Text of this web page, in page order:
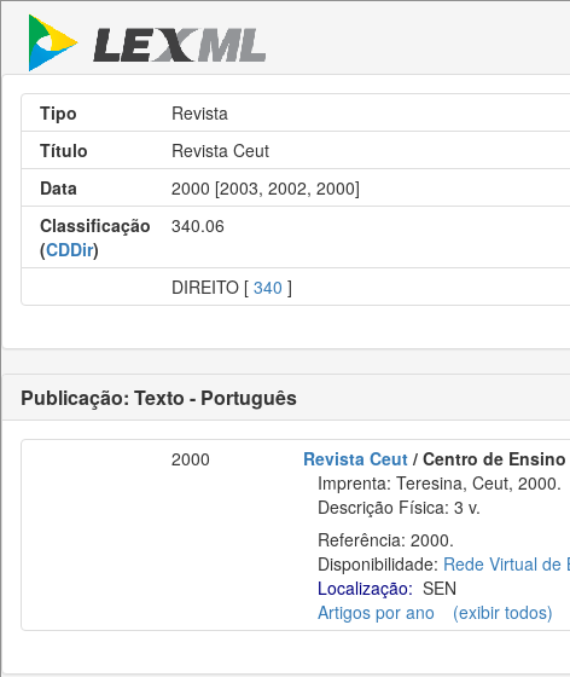
Tipo
Revista
Título
Revista Ceut
Data
2000 [2003, 2002, 2000]
Classificação
(CDDir)
340.06
DIREITO [ 340 ]
Publicação: Texto - Português
2000 Revista Ceut / Centro de
Imprenta: Teresina, Ceut, 2000.
Descrição Física: 3 v.
Referência: 2000.
Disponibilidade: Rede Virtual de
Localização: SEN
Artigos por ano
(exibir todos)